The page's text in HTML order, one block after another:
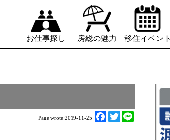
お仕事探し 房総の魅力 移住イベント
Page wrote:2019-11-25
F
T